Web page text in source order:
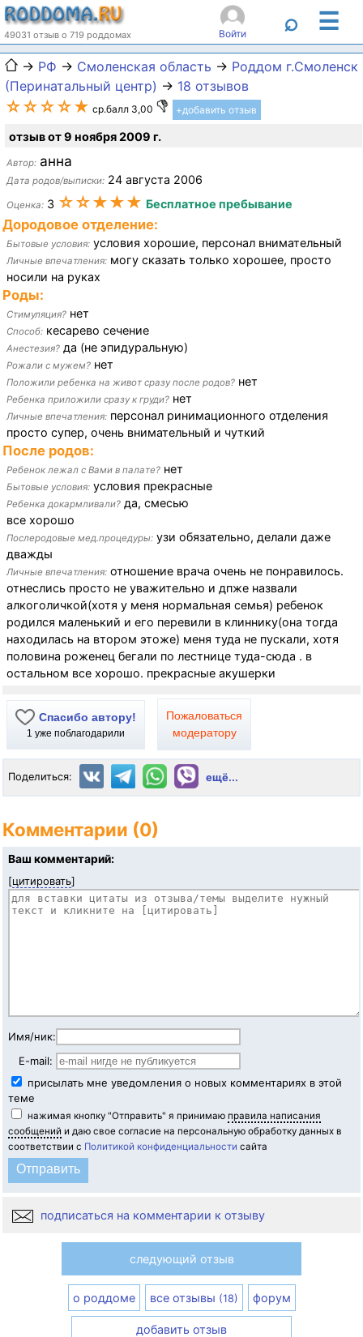
49031 отзыв о 719 роддомах Войти ⌕ ☰
→ РФ → Смоленская область → Роддом г.Смоленск
(Перинатальный центр) → 18 отзывов
☆☆☆☆★ ср.балл 3,00 +добавить отзыв
отзыв от 9 ноября 2009 г.
Автор: анна
Дата родов/выписки: 24 августа 2006
Оценка: 3 ☆☆★★★ Бесплатное пребывание
Дородовое отделение:
Бытовые условия: условия хорошие, персонал внимательный
Личные впечатления: могу сказать только хорошее, просто
носили на руках
Роды:
Стимуляция? нет
Способ: кесарево сечение
Анестезия? да (не эпидуральную)
Рожали с мужем? нет
Положили ребенка на живот сразу после родов? нет
Ребенка приложили сразу к груди? нет
Личные впечатления: персонал ринимационного отделения
просто супер, очень внимательный и чуткий
После родов:
Ребенок лежал с Вами в палате? нет
Бытовые условия: условия прекрасные
Ребенка докармливали? да, смесью
все хорошо
Послеродовые мед.процедуры: узи обязательно, делали даже
дважды
Личные впечатления: отношение врача очень не понравилось.
отнеслись просто не уважительно и дпже назвали
алкоголичкой(хотя у меня нормальная семья) ребенок
родился маленький и его перевили в клиннику(она тогда
находилась на втором этоже) меня туда не пускали, хотя
половина роженец бегали по лестнице туда-сюда . в
остальном все хорошо. прекрасные акушерки
Спасибо автору!
1 уже поблагодарили
Пожаловаться
модератору
Поделиться: ещё...
Комментарии (0)
Ваш комментарий:
[цитировать]
Имя/ник:
E-mail:
присылать мне уведомления о новых комментариях в этой
теме
нажимая кнопку "Отправить" я принимаю правила написания
сообщений и даю свое согласие на персональную обработку данных в
соответствии с Политикой конфиденциальности сайта
подписаться на комментарии к отзыву
следующий отзыв
о роддоме все отзывы (18) форум
добавить отзыв